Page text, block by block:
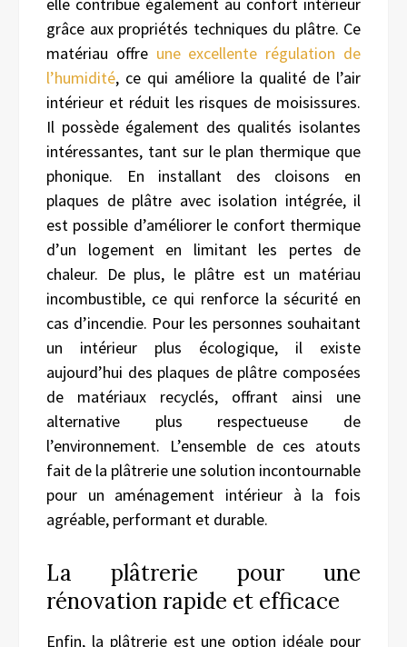
grâce aux propriétés techniques du plâtre. Ce
matériau offre une excellente régulation de
l’humidité, ce qui améliore la qualité de l’air
intérieur et réduit les risques de moisissures.
Il possède également des qualités isolantes
intéressantes, tant sur le plan thermique que
phonique. En installant des cloisons en
plaques de plâtre avec isolation intégrée, il
est possible d’améliorer le confort thermique
d’un logement en limitant les pertes de
chaleur. De plus, le plâtre est un matériau
incombustible, ce qui renforce la sécurité en
cas d’incendie. Pour les personnes souhaitant
un intérieur plus écologique, il existe
aujourd’hui des plaques de plâtre composées
de matériaux recyclés, offrant ainsi une
alternative plus respectueuse de
l’environnement. L’ensemble de ces atouts
fait de la plâtrerie une solution incontournable
pour un aménagement intérieur à la fois
agréable, performant et durable.
La plâtrerie pour une
rénovation rapide et efficace
Enfin, la plâtrerie est une option idéale pour